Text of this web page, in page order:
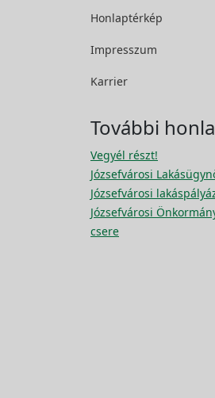
Honlaptérkép
Impresszum
Karrier
További
Vegyél részt!
Józsefvárosi
Józsefvárosi
Józsefvárosi
csere